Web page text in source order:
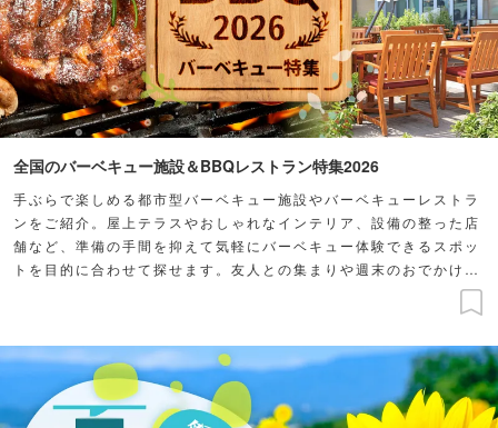
全国のバーベキュー施設＆BBQレストラン特集2026
手ぶらで楽しめる都市型バーベキュー施設やバーベキューレストラ
ンをご紹介。屋上テラスやおしゃれなインテリア、設備の整った店
舗など、準備の手間を抑えて気軽にバーベキュー体験できるスポッ
トを目的に合わせて探せます。友人との集まりや週末のおでかけ